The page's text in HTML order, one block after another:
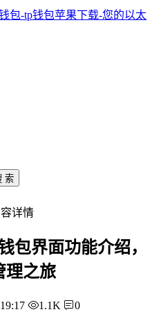
索
详情
包界面功能介绍，
理之旅
1.1K 0